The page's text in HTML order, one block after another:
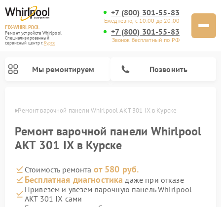
FIX-WHIRLPOOL
Ремонт устройств Whirlpool
Специализированный
cервисный центр г.Курск
+7 (800) 301-55-83
Ежедневно, с 10:00 до 20:00
+7 (800) 301-55-83
Звонок бесплатный по РФ
Мы ремонтируем Позвонить
Ремонт варочной панели Whirlpool AKT 301 IX в Курске
Ремонт варочной панели Whirlpool
AKT 301 IX в Курске
Стоимость ремонта от 580 руб.
Бесплатная диагностика даже при отказе
Привезем и увезем варочную панель Whirlpool
AKT 301 IX сами